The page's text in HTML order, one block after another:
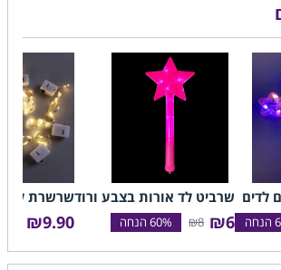
לדים שרביט לד אורות בצבע ורוד
₪6
₪8
שרשרת לדים
₪9.90